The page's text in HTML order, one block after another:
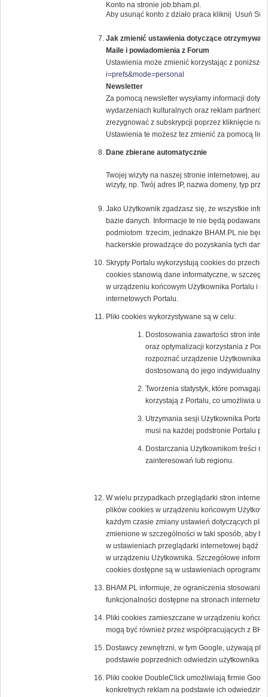
Konto na stronie job.bham.pl.
Aby usunąć konto z działo praca kliknij Usuń
Jak zmienić ustawienia dotyczące
Maile i powiadomienia z Forum
Ustawienia może zmienić korzystając z
i=prefs&mode=personal
Newsletter
Za pomocą newsletter wysyłamy informacji
wydarzeniach kulturalnych oraz reklam
zrezygnować z subskrypcji poprzez kliknięcie na
Ustawienia te możesz tez zmienić za pomocą
Dane zbierane automatycznie
Twojej wizyty na naszej stronie internetowej,
wizyty, np. Twój adres IP, nazwa domeny, typ
Jako Użytkownik zgadzasz się, że wszystkie
bazie danych. Informacje te nie będą podawane
podmiotom trzecim, jednakże BHAM.PL nie
hackerskie prowadzące do pozyskania tych
Skrypty Portalu wykorzystują cookies do
cookies stanowią dane informatyczne, w
w urządzeniu końcowym Użytkownika Portalu i
internetowych Portalu.
Pliki cookies wykorzystywane są w celu:
Dostosowania zawartości stron
oraz optymalizacji korzystania z
rozpoznać urządzenie Użytkownika
dostosowaną do jego
Tworzenia statystyk, które pomagają
korzystają z Portalu, co umożliwia
Utrzymania sesji Użytkownika
musi na każdej podstronie Portalu
Dostarczania Użytkownikom treści
zainteresowań lub regionu.
W wielu przypadkach przeglądarki stron
plików cookies w urządzeniu końcowym
każdym czasie zmiany ustawień dotyczących
zmienione w szczególności w taki sposób, aby
w ustawieniach przeglądarki internetowej bądź
w urządzeniu Użytkownika. Szczegółowe
cookies dostępne są w ustawieniach
BHAM.PL informuje, że ograniczenia stosowania
funkcjonalności dostępne na stronach
Pliki cookies zamieszczane w urządzeniu
mogą być również przez współpracujących z
Dostawcy zewnętrzni, w tym Google, używają
podstawie poprzednich odwiedzin użytkownika
Pliki cookie DoubleClick umożliwiają firmie
konkretnych reklam na podstawie ich odwiedzin